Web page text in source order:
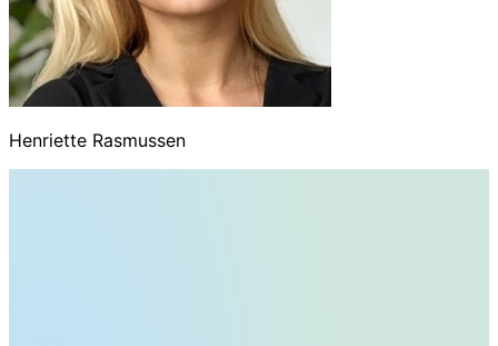
Henriette Rasmussen